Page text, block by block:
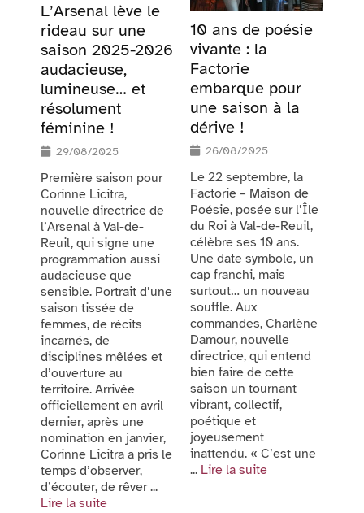
L’Arsenal lève le
rideau sur une
saison 2025-2026
audacieuse,
lumineuse… et
résolument
féminine !
29/08/2025
Première saison pour
Corinne Licitra,
nouvelle directrice de
l’Arsenal à Val-de-
Reuil, qui signe une
programmation aussi
audacieuse que
sensible. Portrait d’une
saison tissée de
femmes, de récits
incarnés, de
disciplines mêlées et
d’ouverture au
territoire. Arrivée
officiellement en avril
dernier, après une
nomination en janvier,
Corinne Licitra a pris le
temps d’observer,
d’écouter, de rêver ...
Lire la suite
10 ans de poésie
vivante : la
Factorie
embarque pour
une saison à la
dérive !
26/08/2025
Le 22 septembre, la
Factorie – Maison de
Poésie, posée sur l’Île
du Roi à Val-de-Reuil,
célèbre ses 10 ans.
Une date symbole, un
cap franchi, mais
surtout… un nouveau
souffle. Aux
commandes, Charlène
Damour, nouvelle
directrice, qui entend
bien faire de cette
saison un tournant
vibrant, collectif,
poétique et
joyeusement
inattendu. « C’est une
... Lire la suite